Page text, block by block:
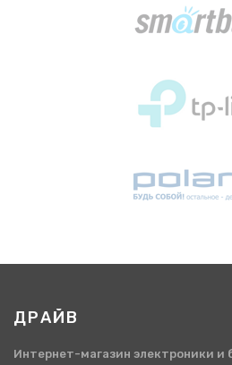
ДРАЙВ
Интернет-магазин электроники и